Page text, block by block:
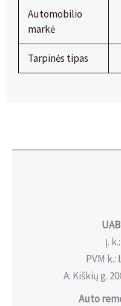
Automobilio
markė
Tarpinės tipas
Į.
PVM k.:
A: Kiškių g.
Auto